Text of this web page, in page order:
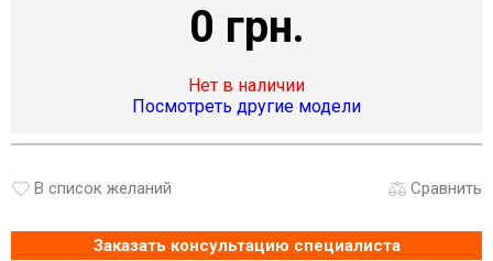
0 грн.
Нет в наличии
Посмотреть другие модели
В список желаний Сравнить
Заказать консультацию специалиста